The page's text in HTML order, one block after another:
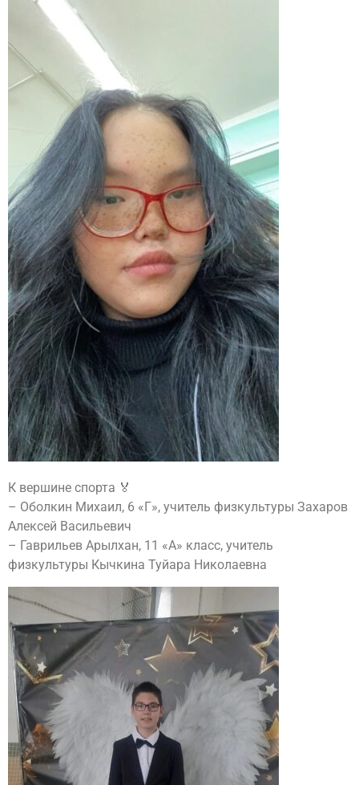
К вершине спорта 🏅
– Оболкин Михаил, 6 «Г», учитель физкультуры Захаров
Алексей Васильевич
– Гаврильев Арылхан, 11 «А» класс, учитель
физкультуры Кычкина Туйара Николаевна